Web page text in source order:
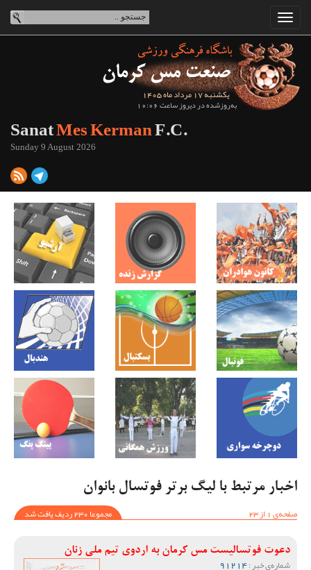
یکشنبه 17 مرداد ماه 1405
به‌روزشده در دیروز ساعت 10:06
SanatMes KermanF.C.
Sunday 9 August 2026
اخبار مرتبط با لیگ برتر فوتسال بانوان
صفحه‌ی 1 از 23
مجموعا 230 ردیف یافت شد
دعوت فوتسالیست مس کرمان به اردوی تیم ملی زنان
شماره‌ی خبر :